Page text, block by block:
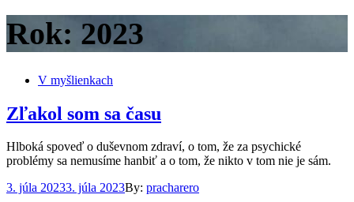
Rok: 2023
V myšlienkach
Zľakol som sa času
Hlboká spoveď o duševnom zdraví, o tom, že za psychické
problémy sa nemusíme hanbiť a o tom, že nikto v tom nie je sám.
Posted
3. júla 20233. júla 2023By: pracharero